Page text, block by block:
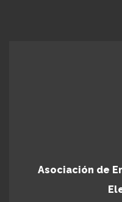
Asociación de